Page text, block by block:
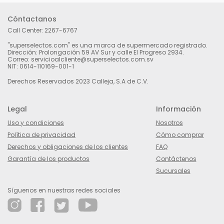
Cóntactanos
Call Center: 2267-6767
"superselectos.com" es una marca de supermercado registrado.
Dirección: Prolongación 59 AV Sur y calle El Progreso 2934.
Correo: servicioalcliente@superselectos.com.sv
NIT: 0614-110169-001-1
Derechos Reservados 2023 Calleja, S.A de C.V.
Legal
Uso y condiciones
Política de privacidad
Derechos y obligaciones de los clientes
Garantía de los productos
Información
Nosotros
Cómo comprar
FAQ
Contáctenos
Sucursales
Síguenos en nuestras redes sociales